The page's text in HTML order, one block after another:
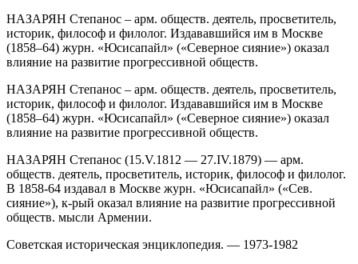
НАЗАРЯН Степанос – арм. обществ. деятель, просветитель,
историк, философ и филолог. Издававшийся им в Москве
(1858–64) журн. «Юсисапайл» («Северное сияние») оказал
влияние на развитие прогрессивной обществ.
НАЗАРЯН Степанос – арм. обществ. деятель, просветитель,
историк, философ и филолог. Издававшийся им в Москве
(1858–64) журн. «Юсисапайл» («Северное сияние») оказал
влияние на развитие прогрессивной обществ.
НАЗАРЯН Степанос (15.V.1812 — 27.IV.1879) — арм.
обществ. деятель, просветитель, историк, философ и филолог.
В 1858-64 издавал в Москве журн. «Юсисапайл» («Сев.
сияние»), к-рый оказал влияние на развитие прогрессивной
обществ. мысли Армении.
Советская историческая энциклопедия. — 1973-1982